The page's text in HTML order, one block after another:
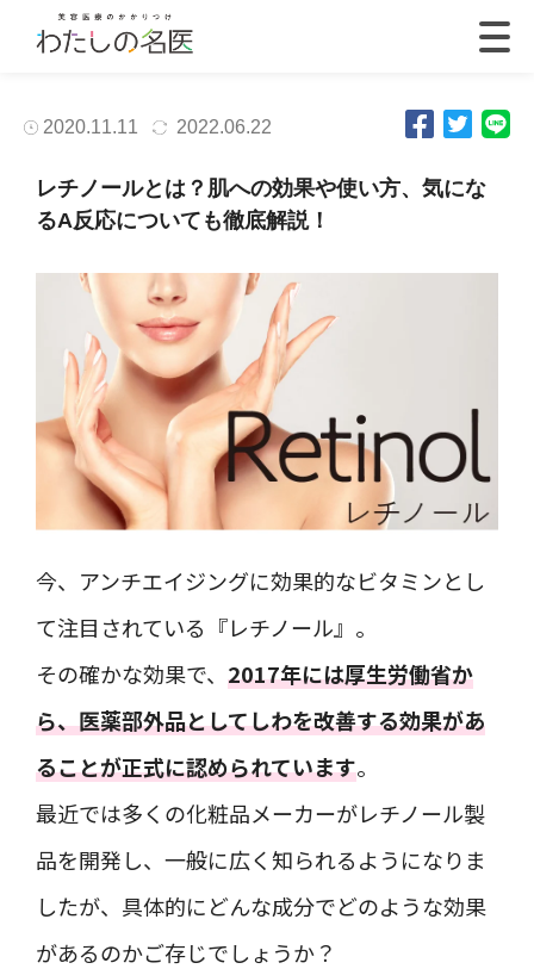
2020.11.11 2022.06.22
レチノールとは？肌への効果や使い方、気にな
るA反応についても徹底解説！
今、アンチエイジングに効果的なビタミンとし
て注目されている『レチノール』。
その確かな効果で、 2017年には厚生労働省か
ら、医薬部外品としてしわを改善する効果があ
ることが正式に認められています。
最近では多くの化粧品メーカーがレチノール製
品を開発し、一般に広く知られるようになりま
したが、具体的にどんな成分でどのような効果
があるのかご存じでしょうか？